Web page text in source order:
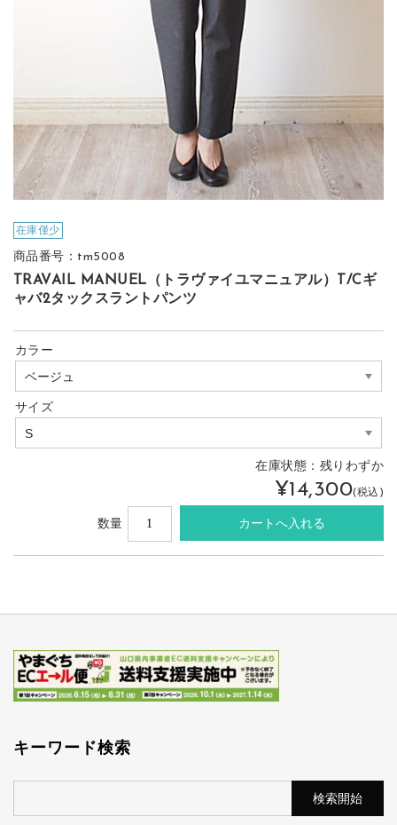
在庫僅少
商品番号：tm5008
TRAVAIL MANUEL（トラヴァイユマニュアル）T/Cギ
ャバ2タックスラントパンツ
カラー
サイズ
在庫状態： 残りわずか
¥14,300(税込)
数量
キーワード検索